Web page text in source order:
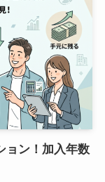
ョン！加入年数